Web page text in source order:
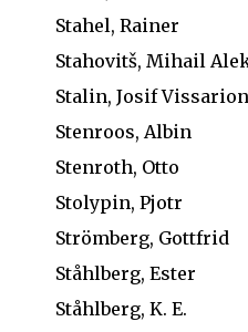
Stahel, Rainer
Stahovitš, Mihail
Stalin, Josif
Stenroos, Albin
Stenroth, Otto
Stolypin, Pjotr
Strömberg, Gottfrid
Ståhlberg, Ester
Ståhlberg, K. E.